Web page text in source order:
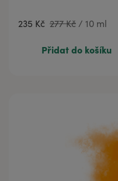
235 Kč 277 Kč/ 10 ml
366 Kč 431 Kč 20 ml
Přidat do košíku